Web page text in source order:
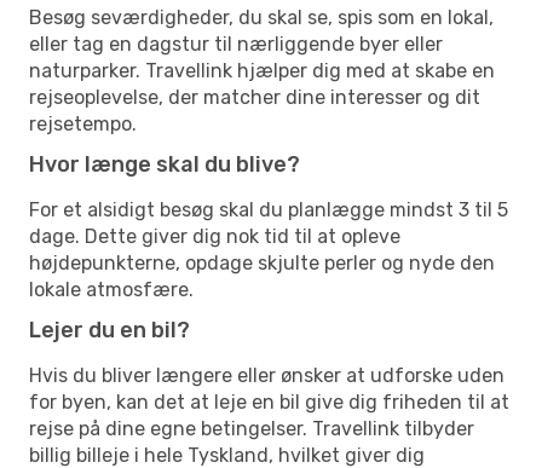
Besøg seværdigheder, du skal se, spis som en lokal,
eller tag en dagstur til nærliggende byer eller
naturparker. Travellink hjælper dig med at skabe en
rejseoplevelse, der matcher dine interesser og dit
rejsetempo.
Hvor længe skal du blive?
For et alsidigt besøg skal du planlægge mindst 3 til 5
dage. Dette giver dig nok tid til at opleve
højdepunkterne, opdage skjulte perler og nyde den
lokale atmosfære.
Lejer du en bil?
Hvis du bliver længere eller ønsker at udforske uden
for byen, kan det at leje en bil give dig friheden til at
rejse på dine egne betingelser. Travellink tilbyder
billig billeje i hele Tyskland, hvilket giver dig